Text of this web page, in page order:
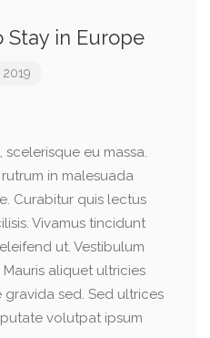
Stay in Europe
2019
scelerisque eu massa.
in malesuada
Curabitur quis lectus
Vivamus tincidunt
ut. Vestibulum
aliquet ultricies
sed. Sed ultrices
volutpat ipsum